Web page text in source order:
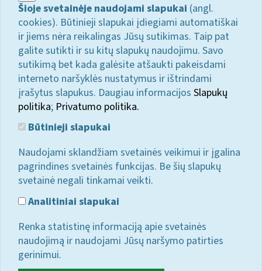
Šioje svetainėje naudojami slapukai (angl.
cookies). Būtinieji slapukai įdiegiami automatiškai
ir jiems nėra reikalingas Jūsų sutikimas. Taip pat
galite sutikti ir su kitų slapukų naudojimu. Savo
sutikimą bet kada galėsite atšaukti pakeisdami
interneto naršyklės nustatymus ir ištrindami
įrašytus slapukus. Daugiau informacijos Slapukų
politika; Privatumo politika.
Būtinieji slapukai
Naudojami sklandžiam svetainės veikimui ir įgalina
pagrindines svetainės funkcijas. Be šių slapukų
svetainė negali tinkamai veikti.
Analitiniai slapukai
Renka statistinę informaciją apie svetainės
naudojimą ir naudojami Jūsų naršymo patirties
gerinimui.